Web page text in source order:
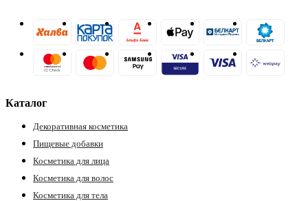
Каталог
Декоративная косметика
Пищевые добавки
Косметика для лица
Косметика для волос
Косметика для тела